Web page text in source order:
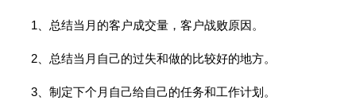
1、总结当月的客户成交量，客户战败原因。
2、总结当月自己的过失和做的比较好的地方。
3、制定下个月自己给自己的任务和工作计划。